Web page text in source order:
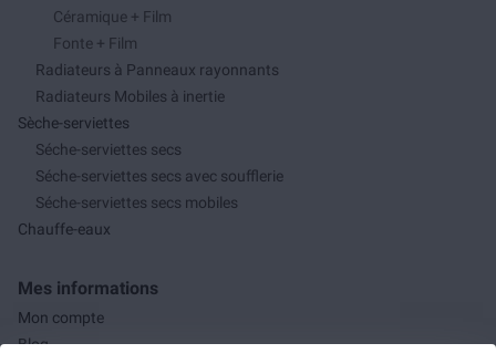
Céramique + Film
Fonte + Film
Radiateurs à Panneaux rayonnants
Radiateurs Mobiles à inertie
Sèche-serviettes
Séche-serviettes secs
Séche-serviettes secs avec soufflerie
Séche-serviettes secs mobiles
Chauffe-eaux
Mes informations
Mon compte
Blog